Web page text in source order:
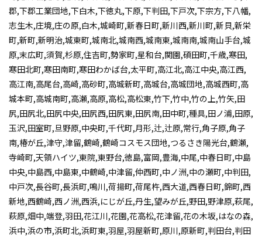
郡,下郡工業団地,下白木,下徳丸,下原,下判田,下戸次,下宗方,下八幡,
志生木,庄境,庄の原,白木,城崎町,新春日町,新川西,新川町,新貝,新栄
町,新町,新明治,城東町,城南北,城南西,城南東,城南南,城南山手台,城
原,末広町,須賀,杉原,住吉町,勢家町,星和台,関園,碩田町,千歳,寒田,
寒田北町,寒田南町,寒田わかば台,太平町,高江北,高江中央,高江西,
高江南,高尾台,高崎,高砂町,高城新町,高城台,高城団地,高城西町,高
城本町,高城南町,高瀬,高原,高松,高松東,竹下,竹中,竹の上,竹矢,田
尻,田尻北,田尻中央,田尻西,田尻東,田尻南,田中町,種具,田ノ浦,田原,
玉沢,田室町,旦野原,中央町,千代町,月形,辻,辻原,常行,角子原,角子
南,椿が丘,津守,津留,鶴崎,鶴崎コスモス団地,つるさき陽光台,鶴瀬,
寺崎町,天領ハイツ,東院,東野台,徳島,富岡,豊海,中尾,中春日町,中島
中央,中島西,中島東,中鶴崎,中津留,仲西町,中ノ洲,中の瀬町,中判田,
中戸次,長谷町,長浜町,鳴川,荷揚町,荷尾杵,西大道,西春日町,錦町,西
新地,西鶴崎,西ノ洲,西浜,にじが丘,丹生,望みが丘,野田,野津原,萩尾,
萩原,畑中,端登,羽田,花江川,花園,花高松,花津留,花の木坂,はなの森,
浜中,浜の市,浜町北,浜町東,羽屋,羽屋新町,原川,原新町,判田台,判田